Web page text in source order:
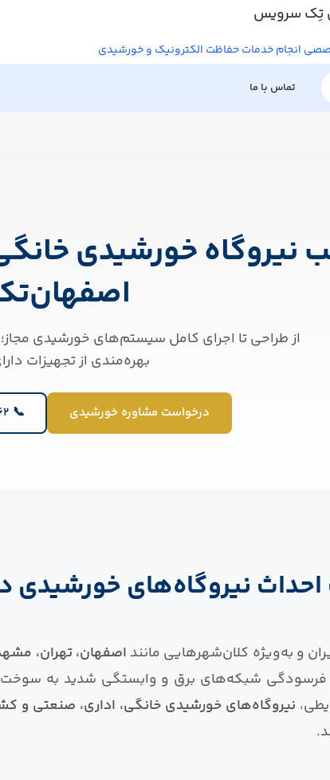
تِک سرویس
انجام خدمات حفاظت الکترونیک و خورشیدی
تماس با ما
نیروگاه خورشیدی
از طراحی تا اجرای کامل سیستم‌های خورشیدی
بهره‌مندی از تجهیزات
درخواست مشاوره خورشیدی 📞 09137367362
نیروگاه‌های خورشیدی
و به‌ویژه کلان‌شهرهایی مانند اصفهان، تهران،
فرسودگی شبکه‌های برق و وابستگی شدید به
نیروگاه‌های خورشیدی خانگی، اداری، صنعتی و